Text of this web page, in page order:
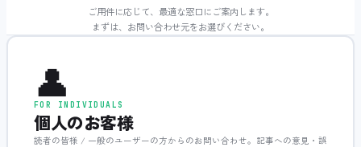
ご用件に応じて、最適な窓口にご案内します。
まずは、お問い合わせ元をお選びください。
👤
FOR INDIVIDUALS
個人のお客様
読者の皆様 / 一般のユーザーの方からのお問い合わせ。記事への意見・誤